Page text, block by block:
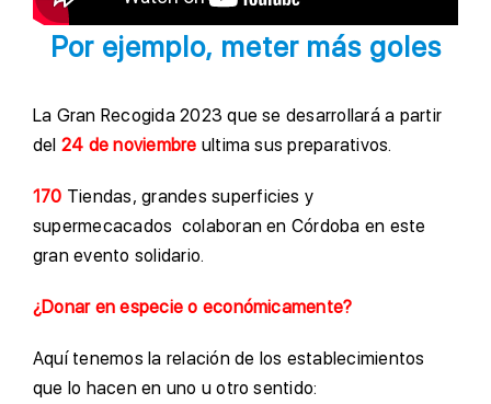
Por ejemplo, meter más goles
La Gran Recogida 2023 que se desarrollará a partir
del 24 de noviembre ultima sus preparativos.
170 Tiendas, grandes superficies y
supermecacados colaboran en Córdoba en este
gran evento solidario.
¿Donar en especie o económicamente?
Aquí tenemos la relación de los establecimientos
que lo hacen en uno u otro sentido: